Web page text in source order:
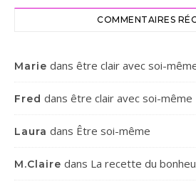
COMMENTAIRES
Marie dans être clair avec soi-
Fred dans être clair avec soi-même
Laura dans Être soi-même
M.Claire dans La recette du